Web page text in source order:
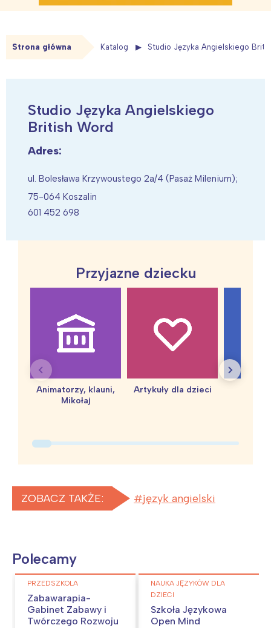
Strona główna Katalog Studio Języka Angielskiego
Studio Języka Angielskiego
British Word
Adres:
ul. Bolesława Krzywoustego 2a/4 (Pasaż Milenium);
75-064 Koszalin
601 452 698
Przyjazne dziecku
Animatorzy, klauni,
Mikołaj
Artykuły dla dzieci
ZOBACZ TAKŻE: język angielski
Polecamy
PRZEDSZKOLA
Zabawarapia-
Gabinet Zabawy i
Twórczego Rozwoju
NAUKA JĘZYKÓW DLA
DZIECI
Szkoła Językowa
Open Mind